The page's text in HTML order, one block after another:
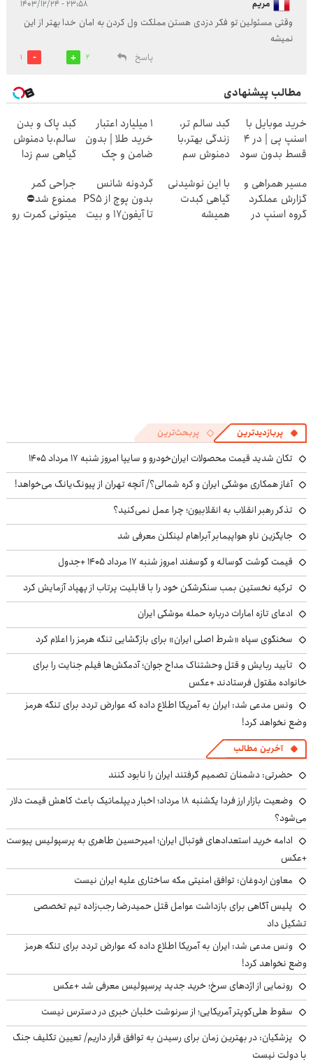
مریم ۲۳:۵۸ - ۱۴۰۳/۱۲/۲۴
وقتی مسئولین تو فکر دزدی هستن مملکت ول کردن به امان خدا بهتر از این
نمیشه
پاسخ
2
1
مطالب پیشنهادی
خرید موبایل با
اسنپ پی | در ۴
قسط بدون سود
کبد سالم تر،
زندگی بهتر،با
دمنوش سم
تخفیف بخر)
۱ میلیارد اعتبار
خرید طلا | بدون
ضامن و چک
کبد پاک و بدن
سالم،با دمنوش
گیاهی سم زدا
مسیر همراهی و
گزارش عملکرد
گروه اسنپ در
با این نوشیدنی
گیاهی کبدت
همیشه
گردونه شانس
بدون پوچ از PS5
تا آیفون17 و بیت
جراحی کمر
ممنوع شد⛔
میتونی کمرت رو
پربازدیدترین پربحث‌ترین
تکان شدید قیمت محصولات ایران‌خودرو و سایپا امروز شنبه ۱۷ مرداد ۱۴۰۵
آغاز همکاری موشکی ایران و کره شمالی؟/ آنچه تهران از پیونگ‌یانگ می‌خواهد!
تذکر رهبر انقلاب به انقلابیون؛ چرا عمل نمی‌کنید؟
جایگزین ناو هواپیمابر آبراهام لینکلن معرفی شد
قیمت گوشت گوساله و گوسفند امروز شنبه ۱۷ مرداد ۱۴۰۵ +جدول
ترکیه نخستین بمب سنگرشکن خود را با قابلیت پرتاب از پهپاد آزمایش کرد
ادعای تازه امارات درباره حمله موشکی ایران
سخنگوی سپاه «شرط اصلی ایران» برای بازگشایی تنگه هرمز را اعلام کرد
تأیید ربایش و قتل وحشتناک مداح جوان؛ آدمکش‌ها فیلم جنایت را برای
خانواده مقتول فرستادند +عکس
ونس مدعی شد: ایران به آمریکا اطلاع داده که عوارض تردد برای تنگه هرمز
وضع نخواهد کرد!
آخرین مطالب
حضرتی: دشمنان تصمیم گرفتند ایران را نابود کنند
وضعیت بازار ارز فردا یکشنبه ۱۸ مرداد؛ اخبار دیپلماتیک باعث کاهش قیمت دلار
می‌شود؟
ادامه خرید استعدادهای فوتبال ایران؛ امیرحسین طاهری به پرسپولیس پیوست
+عکس
معاون اردوغان: توافق امنیتی مکه ساختاری علیه ایران نیست
پلیس آگاهی برای بازداشت عوامل قتل حمیدرضا رجب‌زاده تیم تخصصی
تشکیل داد
ونس مدعی شد: ایران به آمریکا اطلاع داده که عوارض تردد برای تنگه هرمز
وضع نخواهد کرد!
رونمایی از اژدهای سرخ؛ خرید جدید پرسپولیس معرفی شد +عکس
سقوط هلی‌کوپتر آمریکایی؛ از سرنوشت خلبان خبری در دسترس نیست
پزشکیان‌: در بهترین زمان برای رسیدن به توافق قرار داریم/ تعیین تکلیف جنگ
با دولت نیست